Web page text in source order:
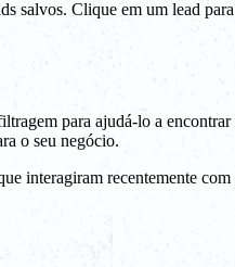
salvos. Clique em um lead
para ajudá-lo a
o seu negócio.
interagiram recentemente